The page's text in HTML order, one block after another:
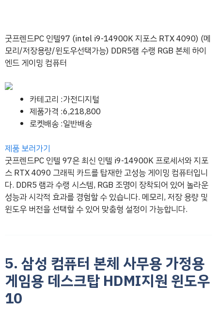
굿프렌드PC 인텔97 (intel i9-14900K 지포스 RTX 4090) (메
모리/저장용량/윈도우선택가능) DDR5램 수랭 RGB 본체 하이
엔드 게이밍 컴퓨터
카테고리 :가전디지털
제품가격 :6,218,800
로켓배송 :일반배송
제품 보러가기
굿프렌드PC 인텔 97은 최신 인텔 i9-14900K 프로세서와 지포
스 RTX 4090 그래픽 카드를 탑재한 고성능 게이밍 컴퓨터입니
다. DDR5 램과 수랭 시스템, RGB 조명이 장착되어 있어 놀라운
성능과 시각적 효과를 경험할 수 있습니다. 메모리, 저장 용량 및
윈도우 버전을 선택할 수 있어 맞춤형 설정이 가능합니다.
5. 삼성 컴퓨터 본체 사무용 가정용
게임용 데스크탑 HDMI지원 윈도우
10